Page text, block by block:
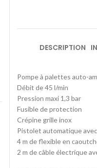
DESCRIPTION
Pompe à palettes auto-
Débit de 45 l/min
Pression maxi 1,3 bar
Fusible de protection
Crépine grille inox
Pistolet automatique
4 m de flexible en
2 m de câble électrique